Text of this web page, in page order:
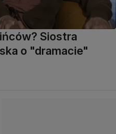
Siostra
o "dramacie"